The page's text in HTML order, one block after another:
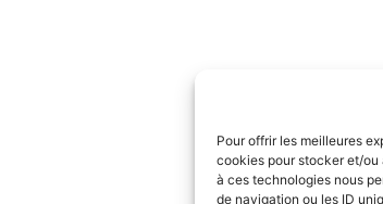
Pour offrir les meilleures
cookies pour stocker et/ou
à ces technologies nous
de navigation ou les ID